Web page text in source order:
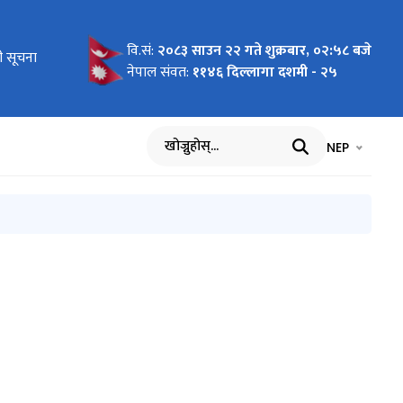
सूचनाको
वि.सं: २०८३ साउन २२ गते शुक्रबार, ०२:५८ बजे
नेपाल संवत: ११४६ दिल्लागा दशमी - २५
खोज्नुहोस् भाषा चयन
NEP